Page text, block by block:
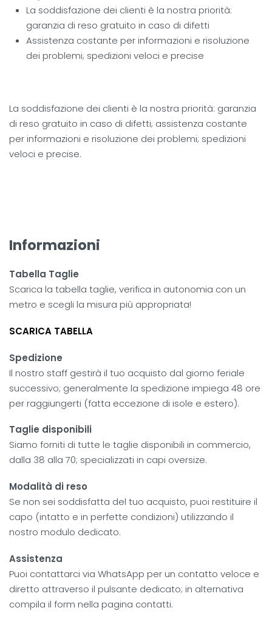
La soddisfazione dei clienti è la nostra priorità:
garanzia di reso gratuito in caso di difetti
Assistenza costante per informazioni e risoluzione
dei problemi; spedizioni veloci e precise
La soddisfazione dei clienti è la nostra priorità: garanzia
di reso gratuito in caso di difetti; assistenza costante
per informazioni e risoluzione dei problemi; spedizioni
veloci e precise.
Informazioni
Tabella Taglie
Scarica la tabella taglie, verifica in autonomia con un
metro e scegli la misura più appropriata!
SCARICA TABELLA
Spedizione
Il nostro staff gestirà il tuo acquisto dal giorno feriale
successivo; generalmente la spedizione impiega 48 ore
per raggiungerti (fatta eccezione di isole e estero).
Taglie disponibili
Siamo forniti di tutte le taglie disponibili in commercio,
dalla 38 alla 70; specializzati in capi oversize.
Modalità di reso
Se non sei soddisfatta del tuo acquisto, puoi restituire il
capo (intatto e in perfette condizioni) utilizzando il
nostro modulo dedicato.
Assistenza
Puoi contattarci via WhatsApp per un contatto veloce e
diretto attraverso il pulsante dedicato; in alternativa
compila il form nella pagina contatti.